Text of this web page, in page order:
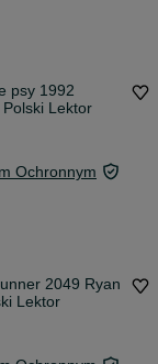
psy 1992
Lektor
Ochronnym
2049 Ryan
Lektor